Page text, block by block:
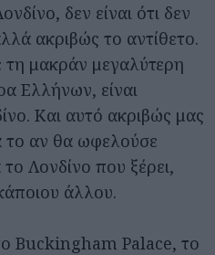
δεν είναι ότι δεν
ακριβώς το αντίθετο.
μακράν μεγαλύτερη
Ελλήνων, είναι
Και αυτό ακριβώς μας
το αν θα ωφελούσε
το Λονδίνο που ξέρει,
άλλου.
Buckingham Palace, το